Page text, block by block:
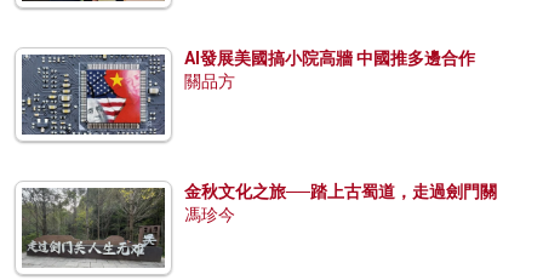
AI發展美國搞小院高牆 中國推多邊合作
關品方
金秋文化之旅──踏上古蜀道，走過劍門關
馮珍今